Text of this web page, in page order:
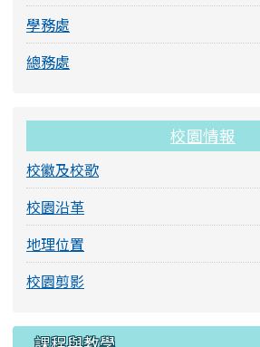
學務處
總務處
校園情報
校徽及校歌
校園沿革
地理位置
校園剪影